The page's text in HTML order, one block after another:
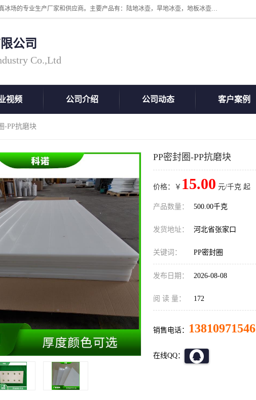
张家口市科诺工程塑料有限公司是超高分子量聚乙烯，高密度板，仿真冰场的专业生产厂家和供应商。主要产品有：陆地冰壶，旱地冰壶，地板冰壶，地壶球，仿真冰壶，仿真冰，冰蹴球，MGB轴套，MGE滑板，高密度板，仿真冰场等产品。欢迎有需要的朋友前来联系。
公司
Co.,Ltd
视频 公司介绍 公司动态 客户案例
-PP抗磨块
PP密封圈-PP抗磨块
价格：￥ 15.00 元/千克 起
产品数量： 500.00千克
发货地址： 河北省张家口
关键词： PP密封圈
发布日期： 2026-08-08
阅 读 量： 172
销售电话： 13810971546
在线QQ：